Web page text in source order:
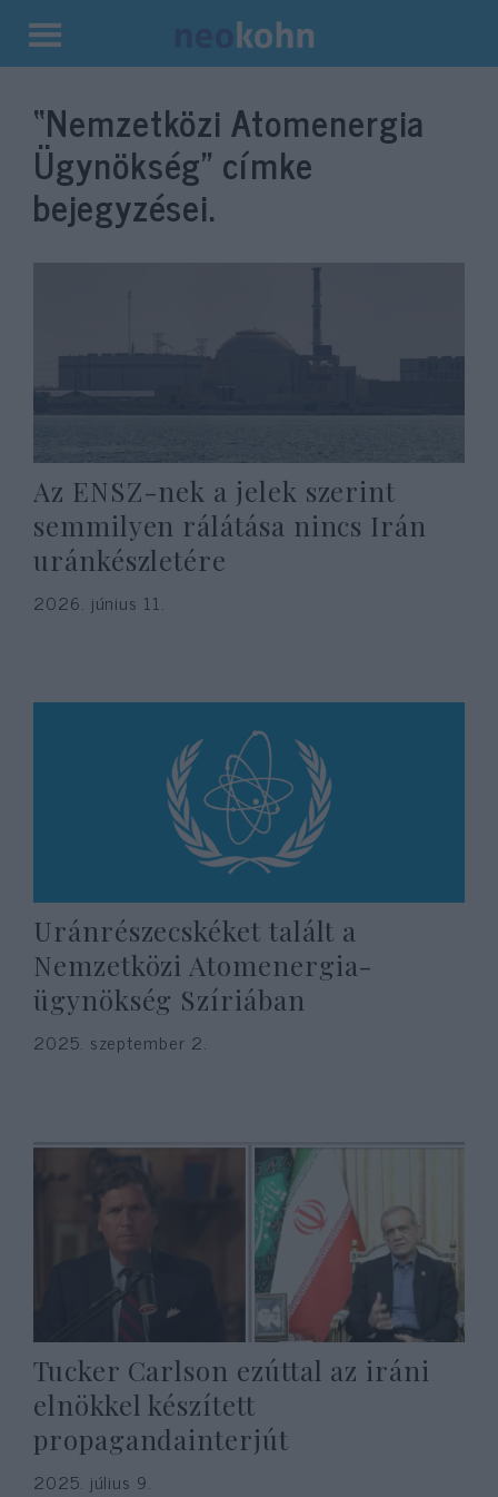
Kilépés
tartalomba
“Nemzetközi Atomenergia
Ügynökség” címke
bejegyzései.
Az ENSZ-nek a jelek szerint
semmilyen rálátása nincs Irán
uránkészletére
2026. június 11.
Uránrészecskéket talált a
Nemzetközi Atomenergia-
ügynökség Szíriában
2025. szeptember 2.
Tucker Carlson ezúttal az iráni
elnökkel készített
propagandainterjút
2025. július 9.